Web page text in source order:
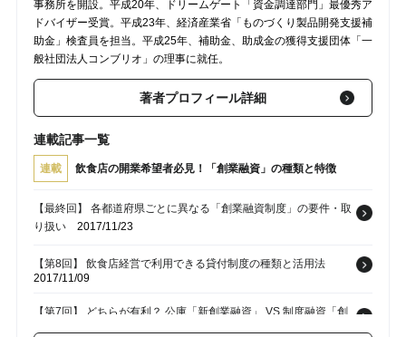
事務所を開設。平成20年、ドリームゲート「資金調達部門」最優秀ア
ドバイザー受賞。平成23年、経済産業省「ものづくり製品開発支援補
助金」検査員を担当。平成25年、補助金、助成金の獲得支援団体「一
般社団法人コンブリオ」の理事に就任。
著者プロフィール詳細
連載記事一覧
連載 飲食店の開業希望者必見！「創業融資」の種類と特徴
【最終回】 各都道府県ごとに異なる「創業融資制度」の要件・取
り扱い 2017/11/23
【第8回】 飲食店経営で利用できる貸付制度の種類と活用法
2017/11/09
【第7回】 どちらが有利？ 公庫「新創業融資」 VS 制度融資「創
業」2017/11/02